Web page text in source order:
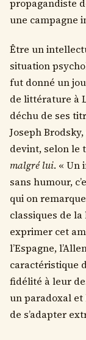
propagandiste
une campagne
Être un
situation
fut donné un
de littérature à
déchu de ses
Joseph
devint, selon le
malgré lui. « Un
sans humour,
qui on
classiques de
exprimer cet
l’Espagne,
caractéristique
fidélité à leur
un paradoxal et
de s’adapter